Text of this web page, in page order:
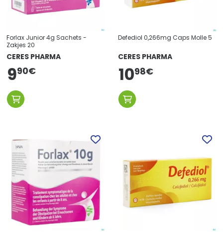
Forlax Junior 4g Sachets -
Zakjes 20
CERES PHARMA
990€
Defediol 0,266mg Caps Molle 5
CERES PHARMA
1098€